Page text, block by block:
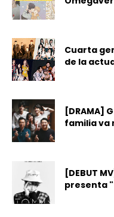
Cuarta
de la
[DRAMA]
familia va
[DEBUT
presenta